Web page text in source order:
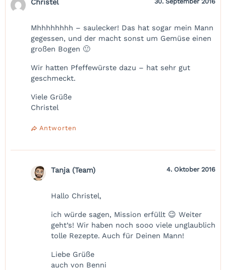
Christel
Mhhhhhhhh – saulecker! Das hat sogar mein Mann
gegessen, und der macht sonst um Gemüse einen
großen Bogen 🙂
Wir hatten Pfeffewürste dazu – hat sehr gut
geschmeckt.
Viele Grüße
Christel
Antworten
Tanja (Team) 4. Oktober 2016
Hallo Christel,
ich würde sagen, Mission erfüllt 😉 Weiter
geht’s! Wir haben noch sooo viele unglaublich
tolle Rezepte. Auch für Deinen Mann!
Liebe Grüße
auch von Benni